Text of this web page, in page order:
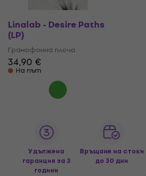
Linalab - Desire Paths
(LP)
Грамофонна плоча
34,90 €
На път
Удължена
гаранция за 3
години
Връщане на стоки
до 30 дни